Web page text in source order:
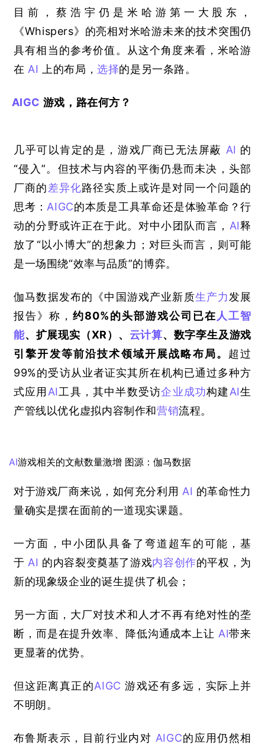
目前，蔡浩宇仍是米哈游第一大股东，
《Whispers》的亮相对米哈游未来的技术突围仍
具有相当的参考价值。从这个角度来看，米哈游
在 AI 上的布局，选择的是另一条路。
AIGC 游戏，路在何方？
几乎可以肯定的是，游戏厂商已无法屏蔽 AI 的
“侵入”。但技术与内容的平衡仍悬而未决，头部
厂商的差异化路径实质上或许是对同一个问题的
思考：AIGC的本质是工具革命还是体验革命？行
动的分野或许正在于此。对中小团队而言， AI释
放了“以小博大”的想象力；对巨头而言，则可能
是一场围绕“效率与品质”的博弈。
伽马数据发布的《中国游戏产业新质生产力发展
报告》称，约80%的头部游戏公司已在人工智
能、扩展现实（XR）、 云计算、数字孪生及游戏
引擎开发等前沿技术领域开展战略布局。 超过
99%的受访从业者证实其所在机构已通过多种方
式应用 AI工具，其中半数受访企业成功构建AI生
产管线以优化虚拟内容制作和营销流程。
AI游戏相关的文献数量激增 图源：伽马数据
对于游戏厂商来说，如何充分利用 AI 的革命性力
量确实是摆在面前的一道现实课题。
一方面，中小团队具备了弯道超车的可能，基
于 AI 的内容裂变奠基了游戏内容创作的平权，为
新的现象级企业的诞生提供了机会；
另一方面，大厂对技术和人才不再有绝对性的垄
断，而是在提升效率、降低沟通成本上让 AI带来
更显著的优势。
但这距离真正的AIGC 游戏还有多远，实际上并
不明朗。
布鲁斯表示，目前行业内对 AIGC的应用仍然相